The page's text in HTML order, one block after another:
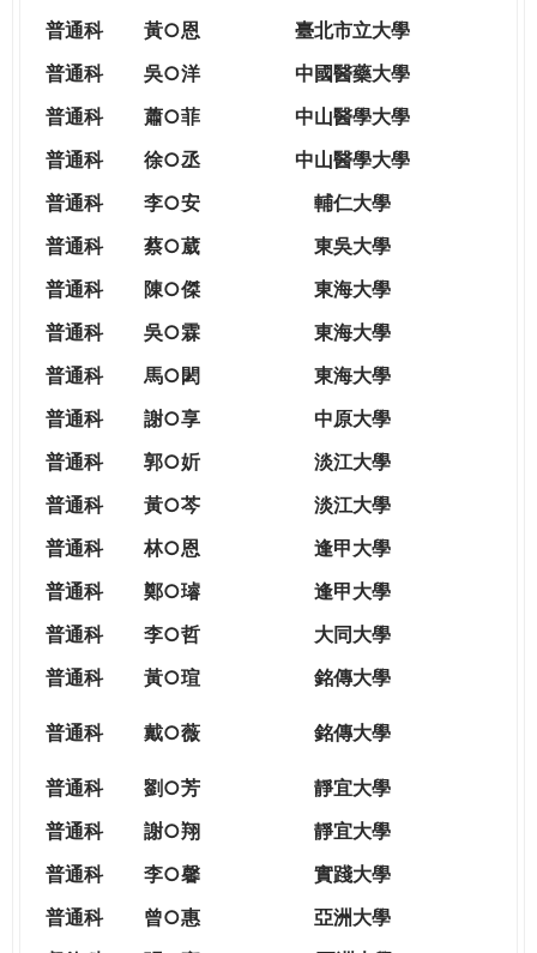
CITIZENSHIP
普通科
黃○恩
臺北市立大學
普通科 吳○洋
中國醫藥大學
普通科
蕭○菲
中山醫學大學
普通科
徐○丞
中山醫學大學
普通科
李○安
輔仁大學
普通科
蔡○葳
東吳大學
普通科
陳○傑
東海大學
普通科
吳○霖
東海大學
普通科
馬○閎
東海大學
普通科
謝○享
中原大學
普通科
郭○妡
淡江大學
普通科
黃○芩
淡江大學
普通科
林○恩
逢甲大學
普通科
鄭○璿
逢甲大學
普通科
李○哲
大同大學
普通科
黃○瑄 銘傳大學
普通科 戴○薇 銘傳大學
普通科 劉○芳
靜宜大學
普通科
謝○翔
靜宜大學
普通科
李○馨
實踐大學
普通科
曾○惠
亞洲大學